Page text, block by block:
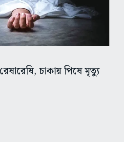
চাকায় পিষে মৃত্যু